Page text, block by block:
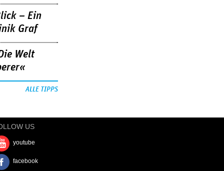
– Ein
Graf
Welt
ALLE TIPPS
US
youtube
facebook